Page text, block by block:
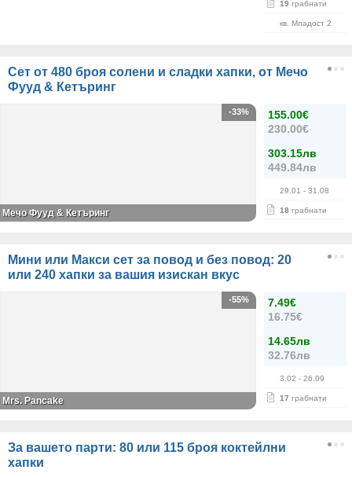
19 грабнати
кв. Младост 2
Сет от 480 броя солени и сладки хапки, от Мечо
Фууд & Кетъринг
155.00€
230.00€
303.15лв
449.84лв
29.01 - 31.08
18 грабнати
-33%
Мечо Фууд & Кетъринг
Мини или Макси сет за повод и без повод: 20
или 240 хапки за вашия изискан вкус
7.49€
16.75€
14.65лв
32.76лв
3.02 - 26.09
17 грабнати
-55%
Mrs. Pancake
За вашето парти: 80 или 115 броя коктейлни
хапки